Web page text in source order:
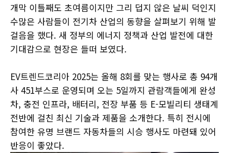
개막 이틀째도 초여름이지만 그리 덥지 않은 날씨 덕인지
수많은 사람들이 전기차 산업의 동향을 살펴보기 위해 발
걸음을 했다. 새 정부의 에너지 정책과 산업 발전에 대한
기대감으로 현장은 들떠 보였다.
EV트렌드코리아 2025는 올해 8회를 맞는 행사로 총 94개
사 451부스로 운영되며 오는 5일까지 관람객들에게 완성
차, 충전 인프라, 배터리, 전장 부품 등 E-모빌리티 생태계
전반에 걸친 최신 기술과 제품을 소개한다. 특히 전시에
참여한 유명 브랜드 자동차들의 시승 행사도 마련돼 있어
반응이 좋았다.